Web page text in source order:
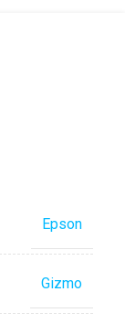
Epson
Gizmo